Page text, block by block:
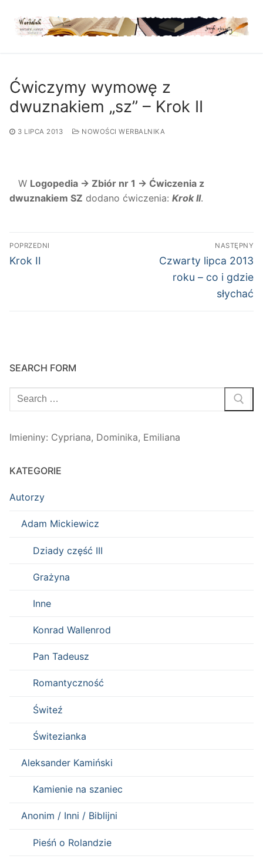
treści
Ćwiczymy wymowę z
dwuznakiem „sz” – Krok II
3 LIPCA 2013 NOWOŚCI WERBALNIKA
W Logopedia → Zbiór nr 1 → Ćwiczenia z
dwuznakiem SZ dodano ćwiczenia: Krok II.
Nawigacja
wpisu
POPRZEDNI
Poprzedni
Krok II
NASTĘPNY
Następny
wpis:
Czwarty lipca 2013
roku – co i gdzie
słychać
SEARCH FORM
Szukaj:
Imieniny: Cypriana, Dominika, Emiliana
KATEGORIE
Autorzy
Adam Mickiewicz
Dziady część III
Grażyna
Inne
Konrad Wallenrod
Pan Tadeusz
Romantyczność
Świteź
Świtezianka
Aleksander Kamiński
Kamienie na szaniec
Anonim / Inni / Biblijni
Pieśń o Rolandzie